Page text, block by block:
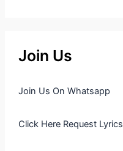
Join Us
Join Us On Whatsapp
Click Here Request Lyrics